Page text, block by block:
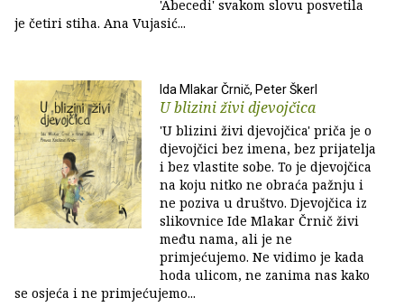
'Abecedi' svakom slovu posvetila
je četiri stiha. Ana Vujasić...
Ida Mlakar Črnič, Peter Škerl
U blizini živi djevojčica
'U blizini živi djevojčica' priča je o
djevojčici bez imena, bez prijatelja
i bez vlastite sobe. To je djevojčica
na koju nitko ne obraća pažnju i
ne poziva u društvo. Djevojčica iz
slikovnice Ide Mlakar Črnič živi
među nama, ali je ne
primjećujemo. Ne vidimo je kada
hoda ulicom, ne zanima nas kako
se osjeća i ne primjećujemo...